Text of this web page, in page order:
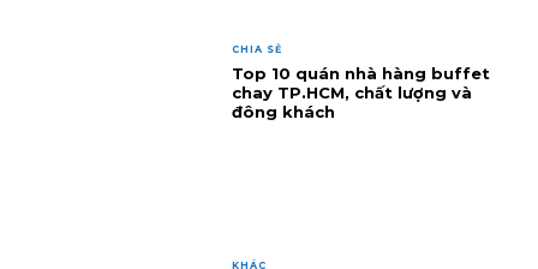
CHIA SẺ
Top 10 quán nhà hàng buffet
chay TP.HCM, chất lượng và
đông khách
KHÁC